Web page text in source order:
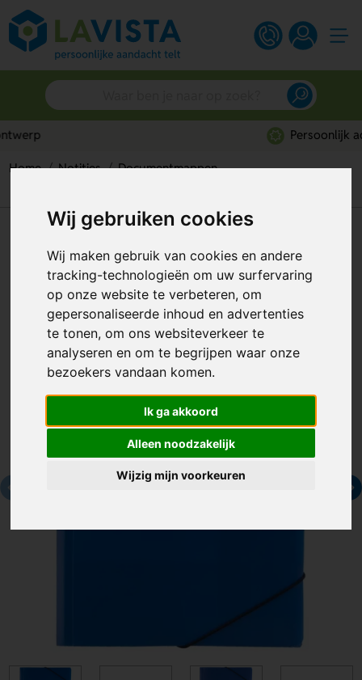
Wij gebruiken cookies
Wij maken gebruik van cookies en andere
tracking-technologieën om uw surfervaring
op onze website te verbeteren, om
gepersonaliseerde inhoud en advertenties
te tonen, om ons websiteverkeer te
analyseren en om te begrijpen waar onze
bezoekers vandaan komen.
Ik ga akkoord
Alleen noodzakelijk
Wijzig mijn voorkeuren
Home Notities
Documentmappen
Touwsluiting
Artikelnummer:129353